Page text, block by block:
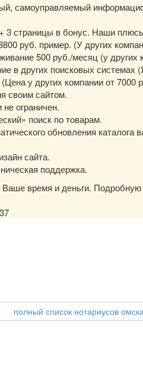
самоуправляемый
+ 3 страницы в бонус. Наши
руб. пример. (У других
500 руб./месяц (у других
в других поисковых системах
у других компании от 7000
своим сайтом.
ограничен.
поиск по товарам.
обновления каталога
сайта.
поддержка.
Ваше время и деньги.
полный список нотариусов